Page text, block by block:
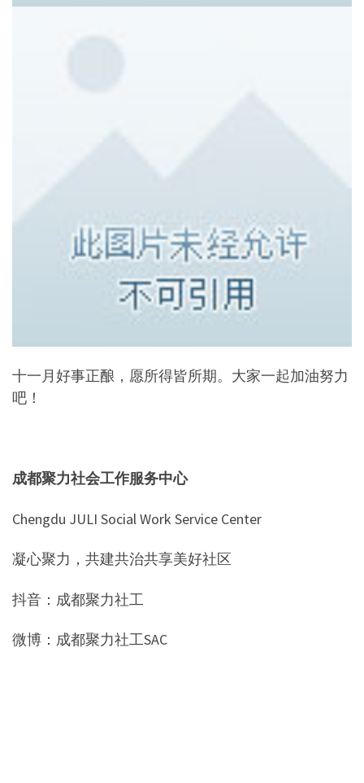
十一月好事正酿，愿所得皆所期。大家一起加油努力
吧！
成都聚力社会工作服务中心
Chengdu JULI Social Work Service Center
凝心聚力，共建共治共享美好社区
抖音：成都聚力社工
微博：成都聚力社工SAC